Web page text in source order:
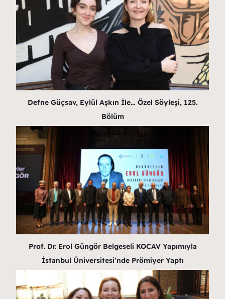
Defne Güçsav, Eylül Aşkın İle… Özel Söyleşi, 125.
Bölüm
Prof. Dr. Erol Güngör Belgeseli KOCAV Yapımıyla
İstanbul Üniversitesi’nde Prömiyer Yaptı